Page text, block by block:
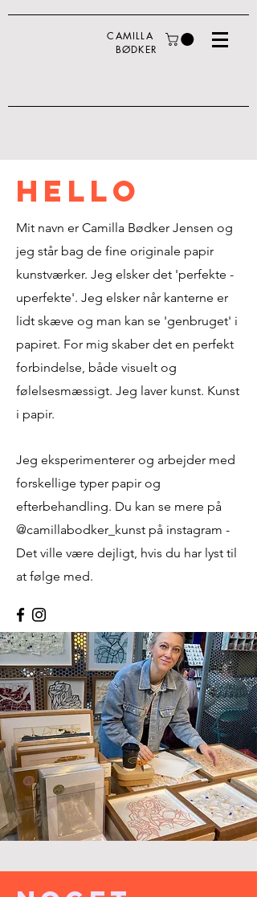
CAMILLA
BØDKER
HELLO
Mit navn er Camilla Bødker Jensen og
jeg står bag de fine originale papir
kunstværker. Jeg elsker det 'perfekte -
uperfekte'. Jeg elsker når kanterne er
lidt skæve og man kan se 'genbruget' i
papiret. For mig skaber det en perfekt
forbindelse, både visuelt og
følelsesmæssigt. Jeg laver kunst. Kunst
i papir.
Jeg eksperimenterer og arbejder med
forskellige typer papir og
efterbehandling. Du kan se mere på
@camillabodker_kunst på instagram -
Det ville være dejligt, hvis du har lyst til
at følge med.